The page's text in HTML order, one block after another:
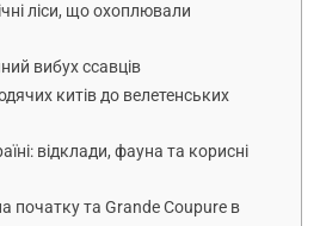
ліси, що охоплювали
вибух ссавців
китів до велетенських
відклади, фауна та корисні
початку та Grande Coupure в